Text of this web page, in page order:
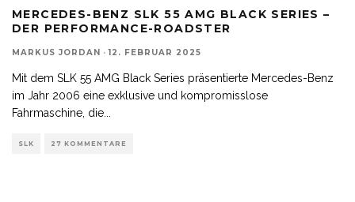
MERCEDES-BENZ SLK 55 AMG BLACK SERIES –
DER PERFORMANCE-ROADSTER
MARKUS JORDAN · 12. FEBRUAR 2025
Mit dem SLK 55 AMG Black Series präsentierte Mercedes-Benz
im Jahr 2006 eine exklusive und kompromisslose
Fahrmaschine, die
SLK 27 KOMMENTARE